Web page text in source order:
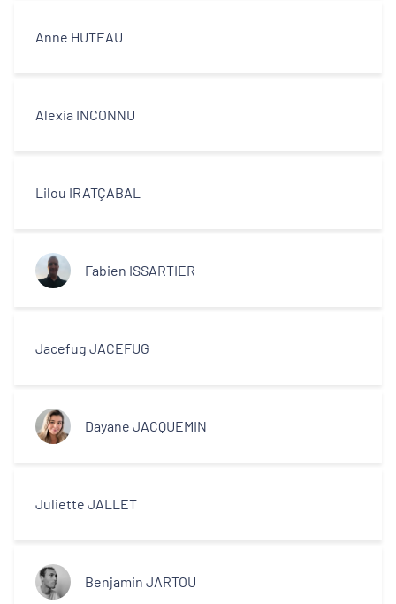
Anne HUTEAU
Alexia INCONNU
Lilou IRATÇABAL
Fabien ISSARTIER
Jacefug JACEFUG
Dayane JACQUEMIN
Juliette JALLET
Benjamin JARTOU